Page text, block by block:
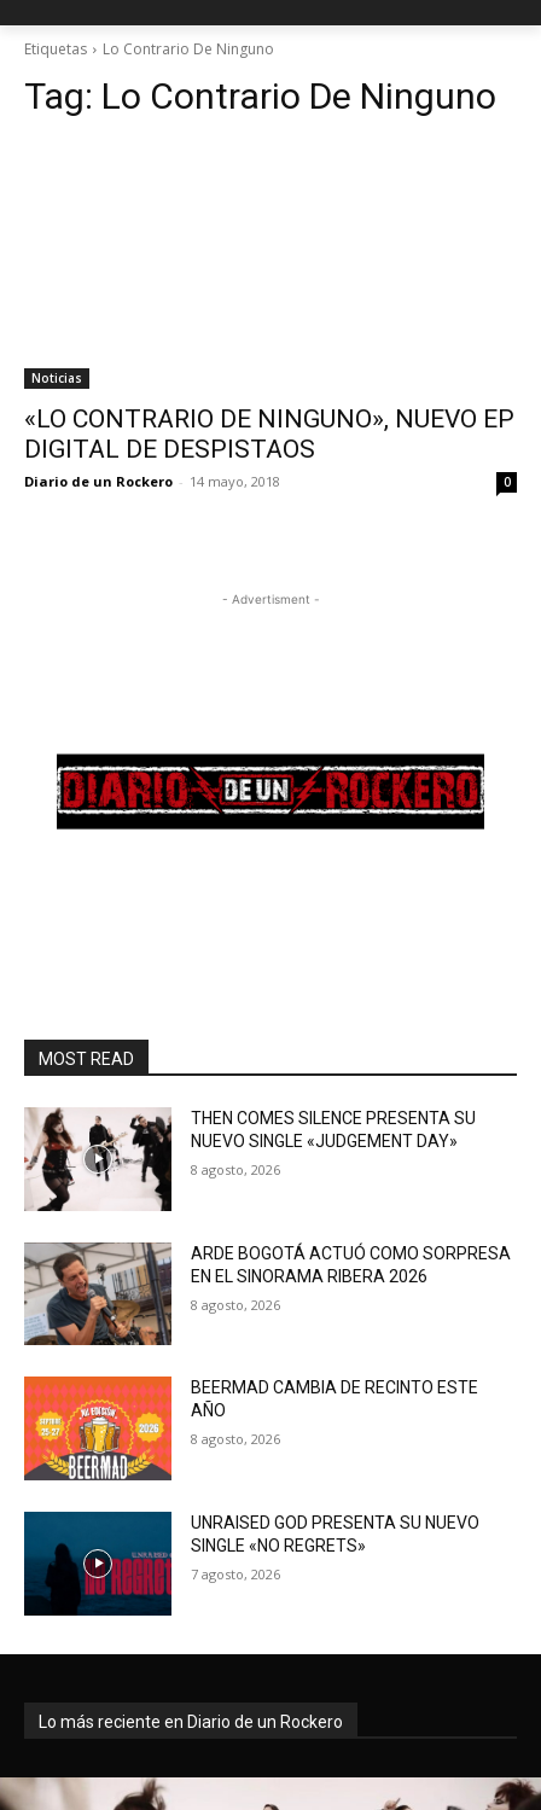
Etiquetas Lo Contrario De Ninguno
Tag: Lo Contrario De Ninguno
Noticias
«LO CONTRARIO DE NINGUNO», NUEVO EP
DIGITAL DE DESPISTAOS
Diario de un Rockero - 14 mayo, 2018 0
- Advertisment -
MOST READ
THEN COMES SILENCE PRESENTA SU
NUEVO SINGLE «JUDGEMENT DAY»
8 agosto, 2026
ARDE BOGOTÁ ACTUÓ COMO SORPRESA
EN EL SINORAMA RIBERA 2026
8 agosto, 2026
BEERMAD CAMBIA DE RECINTO ESTE
AÑO
8 agosto, 2026
UNRAISED GOD PRESENTA SU NUEVO
SINGLE «NO REGRETS»
7 agosto, 2026
Lo más reciente en Diario de un Rockero